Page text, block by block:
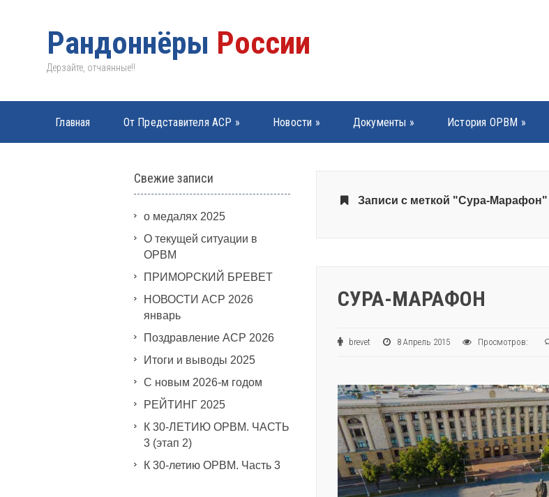
Рандоннёры России
Дерзайте, отчаянные!!
Главная От Представителя АСР » Новости » Документы » История ОРВМ »
Записи с меткой "Сура-Марафон"
СУРА-МАРАФОН
brevet 8 Апрель 2015 Просмотров:
Свежие записи
о медалях 2025
О текущей ситуации в
ОРВМ
ПРИМОРСКИЙ БРЕВЕТ
НОВОСТИ АСР 2026
январь
Поздравление АСР 2026
Итоги и выводы 2025
С новым 2026-м годом
РЕЙТИНГ 2025
К 30-ЛЕТИЮ ОРВМ. ЧАСТЬ
3 (этап 2)
К 30-летию ОРВМ. Часть 3